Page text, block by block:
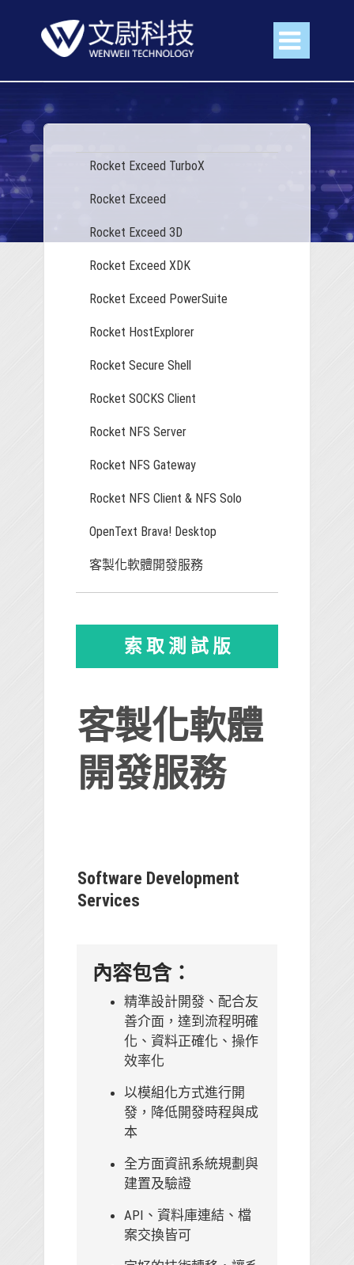

Rocket Exceed TurboX
Rocket Exceed
Rocket Exceed 3D
Rocket Exceed XDK
Rocket Exceed PowerSuite
Rocket HostExplorer
Rocket Secure Shell
Rocket SOCKS Client
Rocket NFS Server
Rocket NFS Gateway
Rocket NFS Client & NFS Solo
OpenText Brava! Desktop
客製化軟體開發服務
索 取 測 試 版
客製化軟體
開發服務
Software Development
Services
內容包含：
精準設計開發、配合友
善介面，達到流程明確
化、資料正確化、操作
效率化
以模組化方式進行開
發，降低開發時程與成
本
全方面資訊系統規劃與
建置及驗證
API、資料庫連結、檔
案交換皆可